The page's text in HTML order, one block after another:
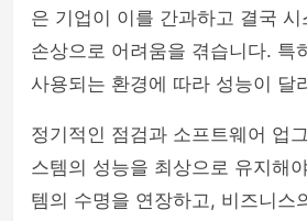
은 기업이 이를 간과하고 결국 시
손상으로 어려움을 겪습니다. 특
사용되는 환경에 따라 성능이 달
정기적인 점검과 소프트웨어 업
스템의 성능을 최상으로 유지해
템의 수명을 연장하고, 비즈니스